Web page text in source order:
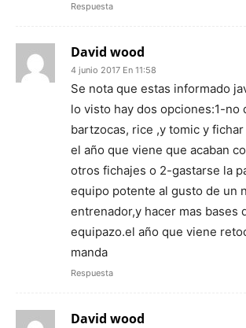
Respuesta
David wood
4 junio 2017 En 11:58
Se nota que estas informado
lo visto hay dos opciones:1-no
bartzocas, rice ,y tomic y
el año que viene que acaban
otros fichajes o 2-gastarse la
equipo potente al gusto de un
entrenador,y hacer mas bases
equipazo.el año que viene
manda
Respuesta
David wood